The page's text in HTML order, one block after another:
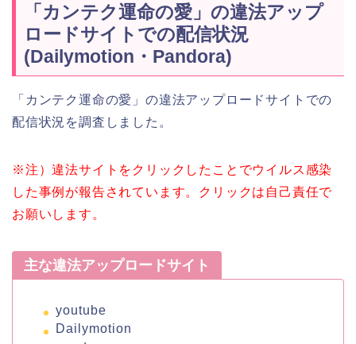
「カンテク運命の愛」の違法アップ
ロードサイトでの配信状況
(Dailymotion・Pandora)
「カンテク運命の愛」の違法アップロードサイトでの
配信状況を調査しました。
※注）違法サイトをクリックしたことでウイルス感染
した事例が報告されています。クリックは自己責任で
お願いします。
主な違法アップロードサイト
youtube
Dailymotion